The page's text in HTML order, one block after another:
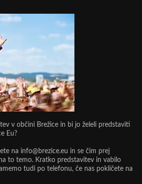
v občini Brežice in bi jo želeli predstaviti
Eu?
na info@brezice.eu in se čim prej
to temo. Kratko predstavitev in vabilo
tudi po telefonu, če nas pokličete na